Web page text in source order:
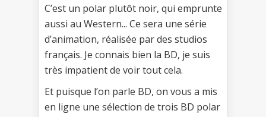
C’est un polar plutôt noir, qui emprunte
aussi au Western... Ce sera une série
d’animation, réalisée par des studios
français. Je connais bien la BD, je suis
très impatient de voir tout cela.
Et puisque l’on parle BD, on vous a mis
en ligne une sélection de trois BD polar